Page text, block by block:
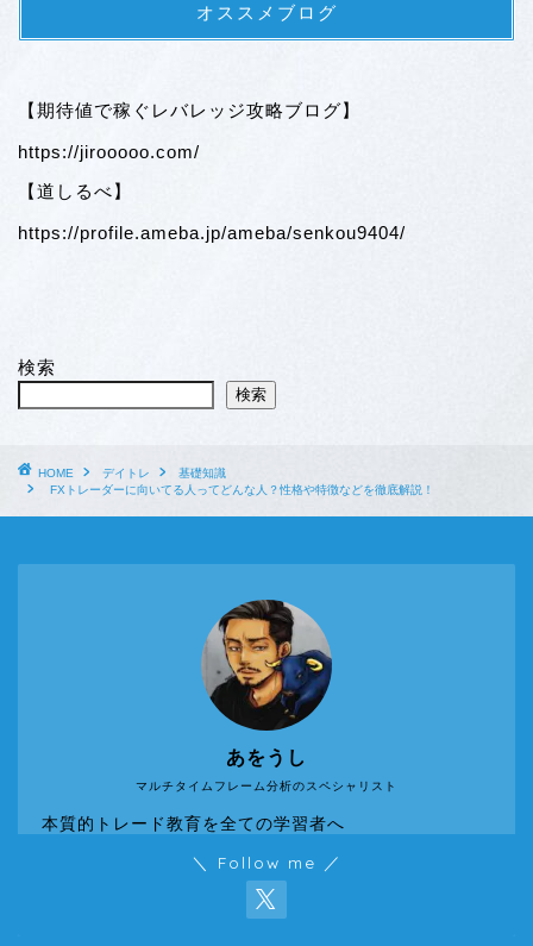
オススメブログ
【期待値で稼ぐレバレッジ攻略ブログ】
https://jirooooo.com/
【道しるべ】
https://profile.ameba.jp/ameba/senkou9404/
検索
検索
HOME デイトレ
基礎知識
FXトレーダーに向いてる人ってどんな人？性格や特徴などを徹底解説！
マルチタイムフレーム分析のスペシャリスト
あをうし
本質的トレード教育を全ての学習者へ
＼ Follow me ／